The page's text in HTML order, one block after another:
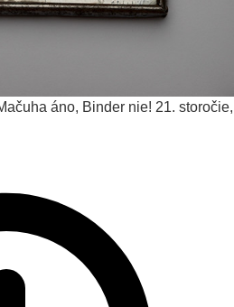
áno, Binder nie! 21. storočie,